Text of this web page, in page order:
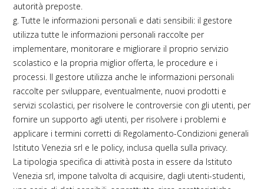
autorità preposte.
g. Tutte le informazioni personali e dati sensibili: il gestore
utilizza tutte le informazioni personali raccolte per
implementare, monitorare e migliorare il proprio servizio
scolastico e la propria miglior offerta, le procedure e i
processi. Il gestore utilizza anche le informazioni personali
raccolte per sviluppare, eventualmente, nuovi prodotti e
servizi scolastici, per risolvere le controversie con gli utenti, per
fornire un supporto agli utenti, per risolvere i problemi e
applicare i termini corretti di Regolamento-Condizioni generali
Istituto Venezia srl e le policy, inclusa quella sulla privacy.
La tipologia specifica di attività posta in essere da Istituto
Venezia srl, impone talvolta di acquisire, dagli utenti-studenti,